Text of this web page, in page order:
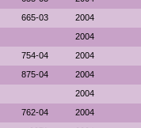
665-03 2004
2004
754-04 2004
875-04 2004
2004
762-04 2004